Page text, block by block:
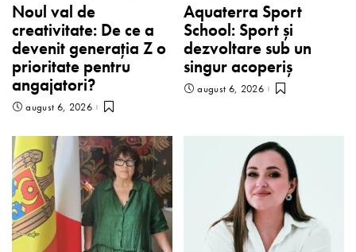
Noul val de
creativitate: De ce a
devenit generația Z o
prioritate pentru
angajatori?
august 6, 2026
Aquaterra Sport
School: Sport și
dezvoltare sub un
singur acoperiș
august 6, 2026